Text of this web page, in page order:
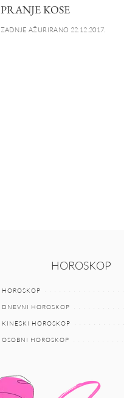
PRANJE KOSE
ZADNJE AŽURIRANO 22.12.2017.
HOROSKOP
HOROSKOP
DNEVNI HOROSKOP
KINESKI HOROSKOP
OSOBNI HOROSKOP